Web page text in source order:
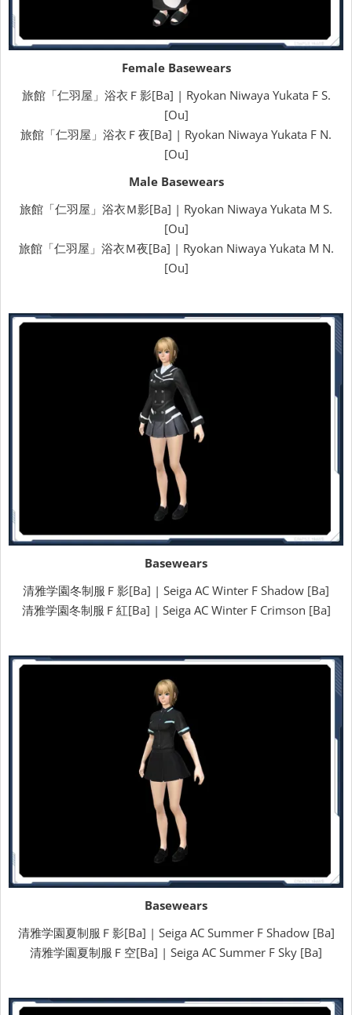
Female Basewears
旅館「仁羽屋」浴衣Ｆ影[Ba] | Ryokan Niwaya Yukata F S.
[Ou]
旅館「仁羽屋」浴衣Ｆ夜[Ba] | Ryokan Niwaya Yukata F N.
[Ou]
Male Basewears
旅館「仁羽屋」浴衣Ｍ影[Ba] | Ryokan Niwaya Yukata M S.
[Ou]
旅館「仁羽屋」浴衣Ｍ夜[Ba] | Ryokan Niwaya Yukata M N.
[Ou]
Basewears
清雅学園冬制服Ｆ影[Ba] | Seiga AC Winter F Shadow [Ba]
清雅学園冬制服Ｆ紅[Ba] | Seiga AC Winter F Crimson [Ba]
Basewears
清雅学園夏制服Ｆ影[Ba] | Seiga AC Summer F Shadow [Ba]
清雅学園夏制服Ｆ空[Ba] | Seiga AC Summer F Sky [Ba]